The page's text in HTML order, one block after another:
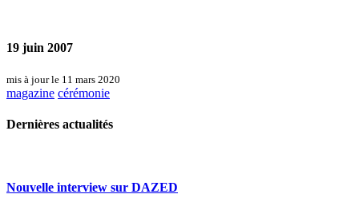
19 juin 2007
mis à jour le 11 mars 2020
magazine cérémonie
Dernières actualités
Nouvelle interview sur DAZED